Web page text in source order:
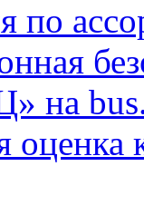
по
на
оценка